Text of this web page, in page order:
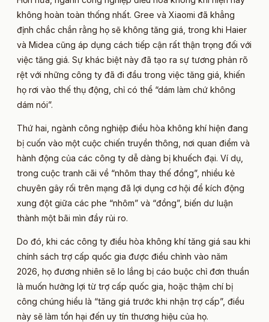
không hoàn toàn thống nhất. Gree và Xiaomi đã khẳng
định chắc chắn rằng họ sẽ không tăng giá, trong khi Haier
và Midea cũng áp dụng cách tiếp cận rất thận trọng đối với
việc tăng giá. Sự khác biệt này đã tạo ra sự tương phản rõ
rệt với những công ty đã đi đầu trong việc tăng giá, khiến
họ rơi vào thế thụ động, chỉ có thể “dám làm chứ không
dám nói”.
Thứ hai, ngành công nghiệp điều hòa không khí hiện đang
bị cuốn vào một cuộc chiến truyền thông, nơi quan điểm và
hành động của các công ty dễ dàng bị khuếch đại. Ví dụ,
trong cuộc tranh cãi về “nhôm thay thế đồng”, nhiều kẻ
chuyên gây rối trên mạng đã lợi dụng cơ hội để kích động
xung đột giữa các phe “nhôm” và “đồng”, biến dư luận
thành một bãi mìn đầy rủi ro.
Do đó, khi các công ty điều hòa không khí tăng giá sau khi
chính sách trợ cấp quốc gia được điều chỉnh vào năm
2026, họ đương nhiên sẽ lo lắng bị cáo buộc chỉ đơn thuần
là muốn hưởng lợi từ trợ cấp quốc gia, hoặc thậm chí bị
công chúng hiểu là “tăng giá trước khi nhận trợ cấp”, điều
này sẽ làm tổn hại đến uy tín thương hiệu của họ.